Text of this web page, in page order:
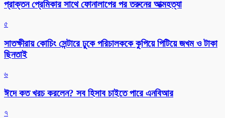
প্রাক্তন প্রেমিকার সাথে ফোনালাপের পর তরুনের আত্মহত্যা
৫
সাতক্ষীরায় কোচিং সেন্টারে ঢুকে পরিচালককে কুপিয়ে পিটিয়ে জখম ও টাকা
ছিনতাই
৬
ঈদে কত খরচ করলেন? সব হিসাব চাইতে পারে এনবিআর
৭